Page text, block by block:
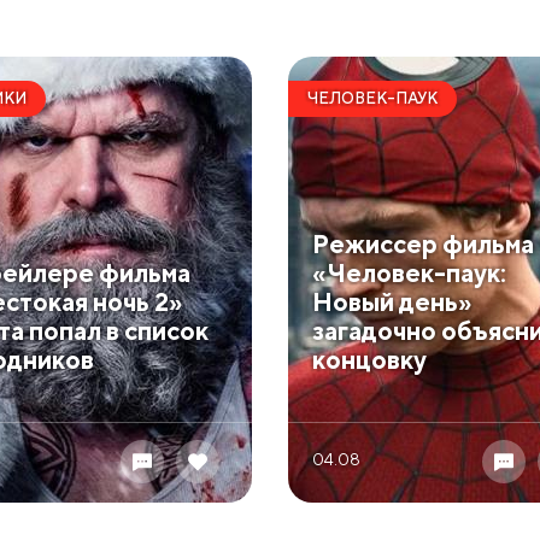
фильма
ночь 2»
попал в список
ЧЕЛОВЕК-ПАУК
Режиссер фильма
«Человек-паук:
Новый день»
загадочно
концовку
04.08